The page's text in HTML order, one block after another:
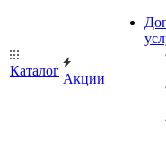
Каталог
Акции